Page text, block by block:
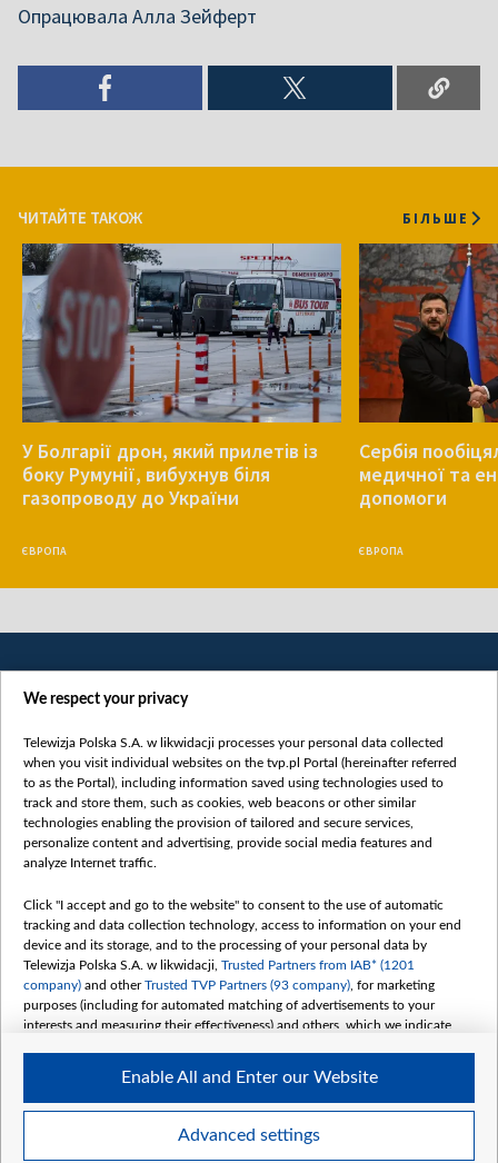
ЧИТАЙТЕ ТАКОЖ БІЛЬШЕ
У Болгарії дрон, який прилетів із
боку Румунії, вибухнув біля
газопроводу до України
ЄВРОПА
Сербія
медичної та
допомоги
ЄВРОПА
Категорії
Новини
Докладно
Погляд
Цікаво
Slawa.tv
Про нас
Контакти
Правила використання матеріалів
Обробка даних
We respect your privacy
Telewizja Polska S.A. w likwidacji processes your personal data collected
when you visit individual websites on the tvp.pl Portal (hereinafter referred
to as the Portal), including information saved using technologies used to
track and store them, such as cookies, web beacons or other similar
technologies enabling the provision of tailored and secure services,
personalize content and advertising, provide social media features and
analyze Internet traffic.
Click "I accept and go to the website" to consent to the use of automatic
tracking and data collection technology, access to information on your end
device and its storage, and to the processing of your personal data by
Telewizja Polska S.A. w likwidacji, Trusted Partners from IAB* (1201
company) and otherTrusted TVP Partners (93 company) , for marketing
purposes (including for automated matching of advertisements to your
interests and measuring their effectiveness) and others, which we indicate
The purposes of processing your data by TVP S.A. w likwidacji are as
follows:
Use limited data to select advertising
Advanced settings
Enable All and Enter our Website